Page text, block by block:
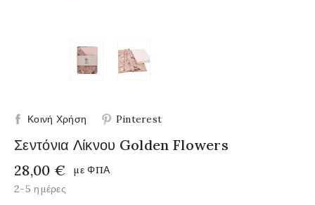
Κοινή Χρήση Pinterest
Σεντόνια Λίκνου Golden Flowers
28,00 €
με ΦΠΑ
2-5 ημέρες